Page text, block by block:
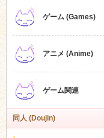
ゲーム (Games)
アニメ (Anime)
ゲーム関連
同人 (Doujin)